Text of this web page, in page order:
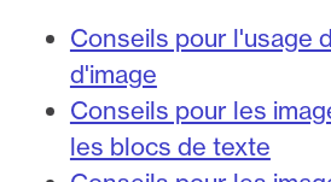
Conseils pour l'usage
d'image
Conseils pour les
les blocs de texte